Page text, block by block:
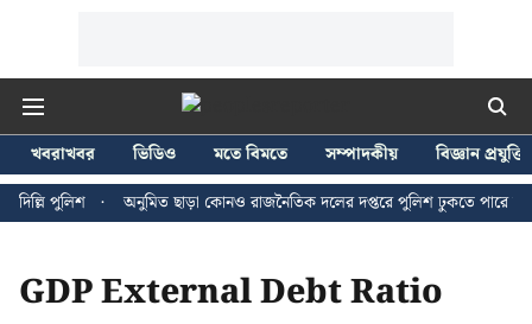
খবরাখবর ভিডিও মতে বিমতে সম্পাদকীয়
বিজ্ঞান প্রযুক্তি
পুলিশ
অনুমিত ছাড়া কোনও রাজনৈতিক দলের দপ্তরে পুলিশ ঢুকতে পারে না -
GDP External Debt Ratio